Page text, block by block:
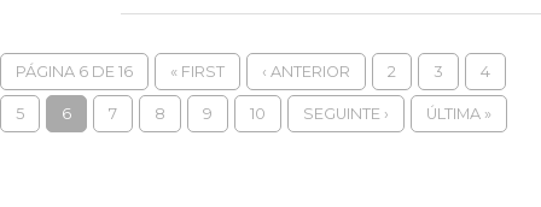
PÁGINA 6 DE 16 « FIRST ‹ ANTERIOR 2 3 4
5 6 7 8 9 10 SEGUINTE › ÚLTIMA »